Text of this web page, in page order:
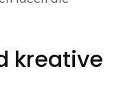
kreative